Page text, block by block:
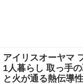
アイリスオーヤマ
1人暮らし 取っ手
と火が通る熱伝導